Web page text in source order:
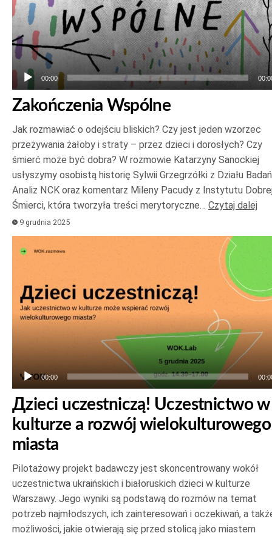
00:00
Zakończenia Wspólne
Jak rozmawiać o odejściu bliskich? Czy jest jeden wzorzec
przeżywania żałoby i straty – przez dzieci i dorosłych? Czy
śmierć może być dobra? W rozmowie Katarzyny Sanockiej
usłyszymy osobistą historię Sylwii Grzegrzółki z Działu
Analiz NCK oraz komentarz Mileny Pacudy z Instytutu
Śmierci, która tworzyła treści merytoryczne… Czytaj dalej
9 grudnia 2025
00:00
Дzieci uczestniczą! Uczestnictwo w
kulturze a rozwój wielokulturowego
miasta
Pilotażowy projekt badawczy jest skoncentrowany wokół
uczestnictwa ukraińskich i białoruskich dzieci w kulturze
Warszawy. Jego wyniki są podstawą do rozmów na temat
potrzeb najmłodszych, ich zainteresowań i oczekiwań, a
możliwości, jakie otwierają się przed stolicą jako miastem